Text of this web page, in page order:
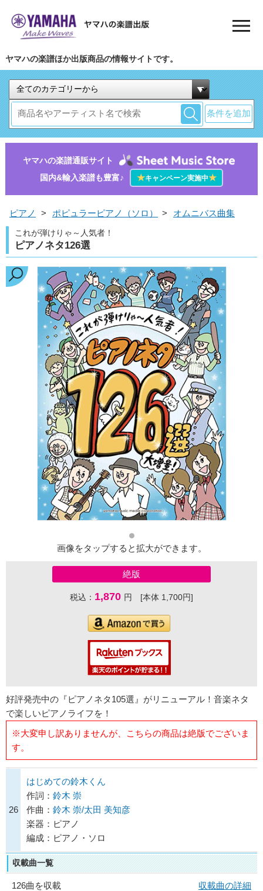
ヤマハの楽譜ほか出版商品の情報サイトです。
条件を追加
ヤマハの楽譜通販サイト
国内&輸入楽譜も豊富♪
★キャンペーン実施中★
ピアノ > ポピュラーピアノ（ソロ） > オムニバス曲集
これが弾けりゃ～人気者！
ピアノネタ126選
画像をタップすると拡大ができます。
絶版
税込： 1,870 円 [本体 1,700円]
好評発売中の『ピアノネタ105選』がリニューアル！音楽ネタ
で楽しいピアノライフを！
※大変申し訳ありませんが、こちらの商品は絶版でございま
す。
26
はじめての鈴木くん
作詞： 鈴木 崇
作曲： 鈴木 崇/太田 美知彦
楽器：ピアノ
編成：ピアノ・ソロ
収載曲一覧
126曲を収載
収載曲の詳細